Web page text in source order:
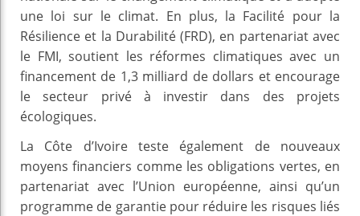
une loi sur le climat. En plus, la Facilité pour la
Résilience et la Durabilité (FRD), en partenariat avec
le FMI, soutient les réformes climatiques avec un
financement de 1,3 milliard de dollars et encourage
le secteur privé à investir dans des projets
écologiques.
La Côte d’Ivoire teste également de nouveaux
moyens financiers comme les obligations vertes, en
partenariat avec l’Union européenne, ainsi qu’un
programme de garantie pour réduire les risques liés